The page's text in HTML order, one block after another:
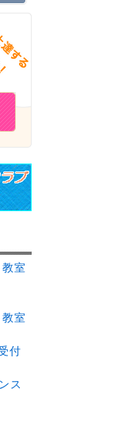
室
室
付
ス